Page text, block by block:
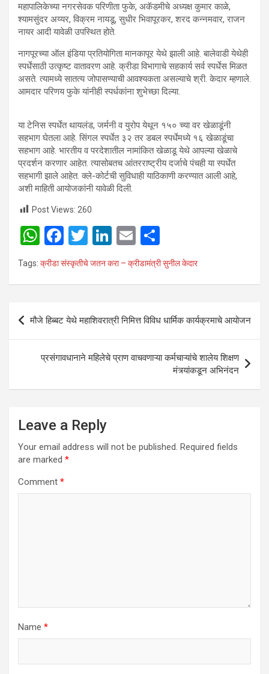
महापालिकेच्या नगरसेवक परिणीता फुके, अकॅडमीचे अध्यक्ष कुमार काळे,
श्यामसुंदर अय्यर, विक्रम नायडू, सुधीर भिवापूरकर, शरद कन्नमवार, राजन
नायर आदी यावेळी उपस्थित होते.
नागपूरच्या ऑल इंडिया प्रतियोगिता मानकापूर येथे झाली आहे. बालेवाडी येथेही
स्पर्धेसाठी उत्कृष्ट वातावरण आहे. क्रीडा विभागाचे सहकार्य सर्व स्पर्धेस मिळत
असते. त्यामध्ये सातत्य जोपासण्याची आवश्यकता असल्याचे श्री. केदार म्हणाले.
आमदार परिणय फुके यांनीही स्पर्धकांना शुभेच्छा दिल्या.
या टेनिस स्पर्धेत थायलंड, जर्मनी व युरोप येथून १५० च्या वर खेळाडूंनी
सहभाग घेतला आहे. सिंगल स्पर्धेत ३२ तर डबल स्पर्धेमध्ये १६ खेळाडूंचा
सहभाग आहे. भारतीय व परदेशातील नामांकित खेळाडू येथे आपल्या खेळाचे
प्रदर्शन करणार आहेत. त्यासोबतच आंतरराष्ट्रीय दर्जाचे पंचही या स्पर्धेत
सहभागी झाले आहेत. क्ले-कोर्टची सुविधाही याठिकाणी करण्यात आली आहे,
अशी माहिती आयोजकांनी यावेळी दिली.
Post Views: 260
W
h
at
A
p
p
F
a
ce
o
k
T
wi
tt
Li
n
ke
n
E
m
ail
h
ar
Tags: क्रीडा संस्कृतीचे जतन करा – क्रीडामंत्री सुनील केदार
Post
navigation
मौजे हिब्बट येथे महाशिवरात्री निमित्त विविध धार्मिक कार्यक्रमाचे आयोजन
प्रसंगावधानाने महिलेचे प्राण वाचवणाऱ्या कर्मचाऱ्यांचे शालेय शिक्षण
मंत्र्यांकडून अभिनंदन
Leave a Reply
Your email address will not be published. Required fields
are marked *
Comment *
Name *